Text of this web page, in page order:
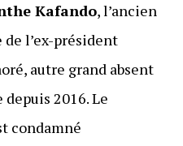
Kafando, l’ancien
l’ex-président
autre grand absent
2016. Le
condamné